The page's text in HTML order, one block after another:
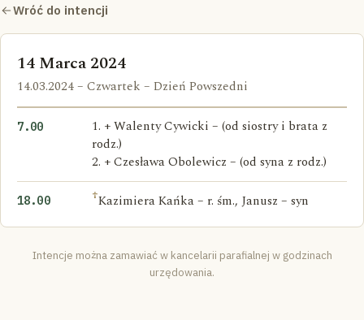
Wróć do intencji
14 Marca 2024
14.03.2024 – Czwartek – Dzień Powszedni
7.00
1. + Walenty Cywicki – (od siostry i brata z
rodz.)
2. + Czesława Obolewicz – (od syna z rodz.)
18.00 †Kazimiera Kańka – r. śm., Janusz – syn
Intencje można zamawiać w kancelarii parafialnej w godzinach
urzędowania.